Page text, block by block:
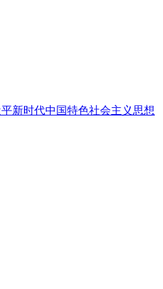
新时代中国特色社会主义思想